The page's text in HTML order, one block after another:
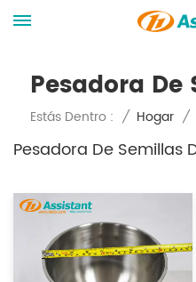
Pesadora De
Estás Dentro : / Hogar /
Pesadora De Semillas